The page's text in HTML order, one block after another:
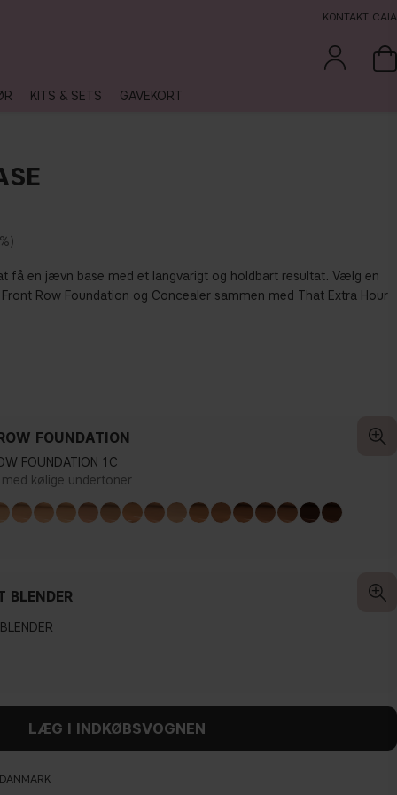
KONTAKT CAIA
KITS & SETS GAVEKORT
få en jævn base med et langvarigt og holdbart resultat. Vælg en
Row Foundation og Concealer sammen med That Extra Hour
FOUNDATION
FOUNDATION 1C
med kølige undertoner
BLENDER
LÆG I INDKØBSVOGNEN